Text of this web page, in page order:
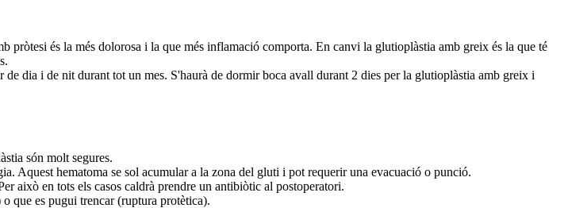
és la més dolorosa i la que més inflamació comporta. En canvi la glutioplàstia amb greix és la que té
dia i de nit durant tot un mes. S'haurà de dormir boca avall durant 2 dies per la glutioplàstia amb greix i
són molt segures.
Aquest hematoma se sol acumular a la zona del gluti i pot requerir una evacuació o punció.
això en tots els casos caldrà prendre un antibiòtic al postoperatori.
que es pugui trencar (ruptura protètica).